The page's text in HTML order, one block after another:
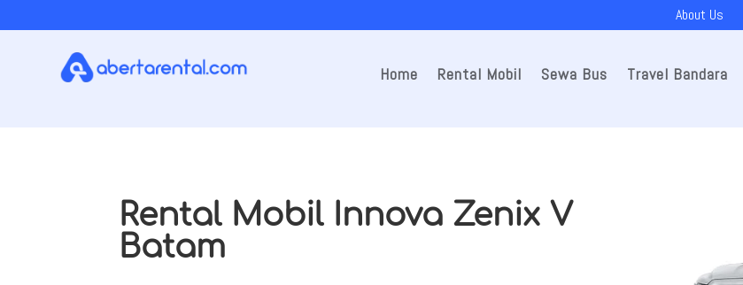
About Us
Home Rental Mobil Sewa Bus Travel Bandara
Rental Mobil Innova Zenix V
Batam